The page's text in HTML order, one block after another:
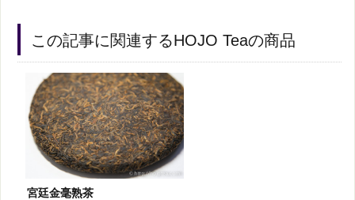
この記事に関連するHOJO Teaの商品
宮廷金毫熟茶